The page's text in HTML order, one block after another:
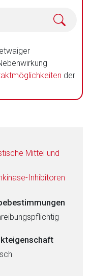
der
Mittel und
Inhibitoren